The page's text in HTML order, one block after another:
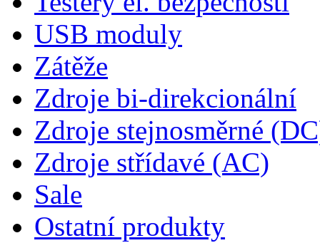
USB moduly
Zátěže
Zdroje bi-direkcionální
Zdroje stejnosměrné
Zdroje střídavé (AC)
Sale
Ostatní produkty